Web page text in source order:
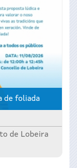
de foliada
de Lobeira